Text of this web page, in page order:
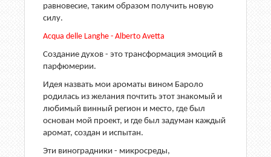
равновесие, таким образом получить новую
силу.
Acqua delle Langhe - Alberto Avetta
Создание духов - это трансформация эмоций в
парфюмерии.
Идея назвать мои ароматы вином Бароло
родилась из желания почтить этот знакомый и
любимый винный регион и место, где был
основан мой проект, и где был задуман каждый
аромат, создан и испытан.
Эти виноградники - микросреды,